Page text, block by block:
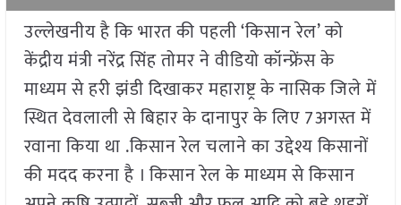
उल्लेखनीय है कि भारत की पहली ‘किसान रेल’ को
केंद्रीय मंत्री नरेंद्र सिंह तोमर ने वीडियो कॉन्फ्रेंस के
माध्यम से हरी झंडी दिखाकर महाराष्ट्र के नासिक जिले में
स्थित देवलाली से बिहार के दानापुर के लिए 7अगस्त में
रवाना किया था .किसान रेल चलाने का उद्देश्य किसानों
की मदद करना है । किसान रेल के माध्यम से किसान